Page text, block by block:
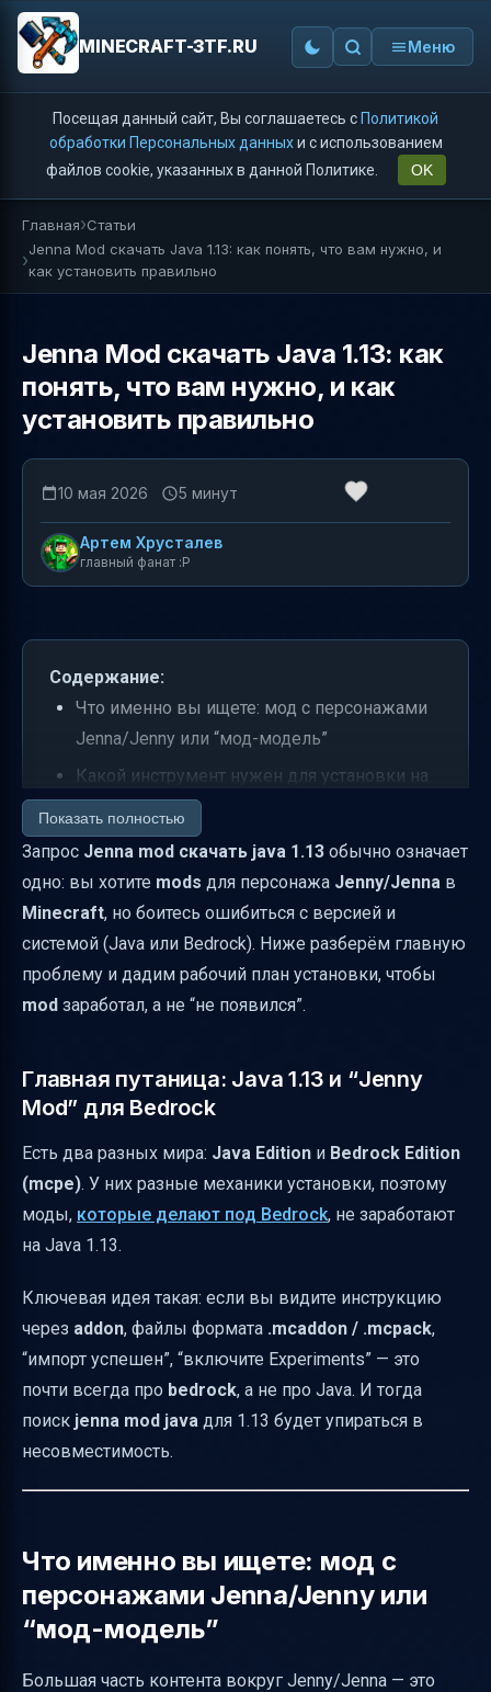
MINECRAFT-3TF.RU Меню
Посещая данный сайт, Вы соглашаетесь с Политикой
обработки Персональных данныхи с использованием
файлов cookie, указанных в данной Политике.
OK
Главная Статьи
Jenna Mod скачать Java 1.13: как понять, что вам нужно, и
как установить правильно
Jenna Mod скачать Java 1.13: как
понять, что вам нужно, и как
установить правильно
10 мая 2026 5 минут
Артем Хрусталев
главный фанат :P
Содержание:
Что именно вы ищете: мод с персонажами
Jenna/Jenny или “мод-модель”
Какой инструмент нужен для установки на
Java: роль Forge
Совместимость по версиям: что проверять
в первую очередь
Установка Jenna/Jenny Mod на Java (общий
безопасный алгоритм)
Если вам нужен именно Bedrock (mcpe): как
тогда работает “Jenny Mod”
что дают модели Jenna/Jenny
Частые проблемы и быстрые решения
Где и как скачивать безопаснее всего
Краткий вывод
Показать полностью
Запрос Jenna mod скачать java 1.13 обычно означает
одно: вы хотите mods для персонажа Jenny/Jenna в
Minecraft, но боитесь ошибиться с версией и
системой (Java или Bedrock). Ниже разберём главную
проблему и дадим рабочий план установки, чтобы
mod заработал, а не “не появился”.
Главная путаница: Java 1.13 и “Jenny
Mod” для Bedrock
Есть два разных мира: Java Edition и Bedrock Edition
(mcpe). У них разные механики установки, поэтому
моды, которые делают под Bedrock, не заработают
на Java 1.13.
Ключевая идея такая: если вы видите инструкцию
через addon, файлы формата .mcaddon / .mcpack,
“импорт успешен”, “включите Experiments” — это
почти всегда про bedrock, а не про Java. И тогда
поиск jenna mod java для 1.13 будет упираться в
несовместимость.
Что именно вы ищете: мод с
персонажами Jenna/Jenny или
“мод-модель”
Большая часть контента вокруг Jenny/Jenna — это